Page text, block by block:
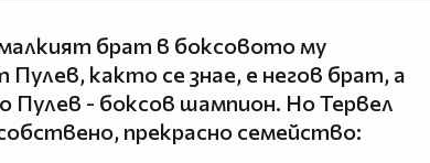
брат в боксовото му
както се знае, е негов брат, а
Пулев - боксов шампион. Но Тервел
прекрасно семейство: